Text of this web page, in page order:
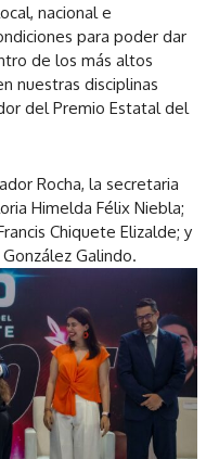
nacional e
para poder dar
de los más altos
nuestras disciplinas
del Premio Estatal del
Rocha, la secretaria
Himelda Félix Niebla;
Chiquete Elizalde; y
Galindo.